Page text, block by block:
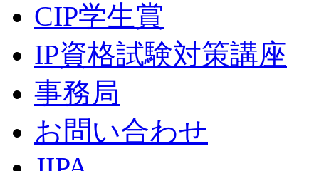
CIP学生賞
IP資格試験対策講座
事務局
お問い合わせ